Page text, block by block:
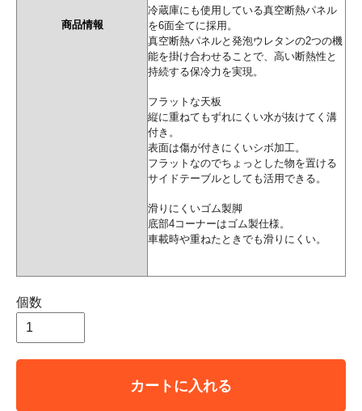
商品情報
冷蔵庫にも使用している真空断熱パネル
を6面全てに採用。
真空断熱パネルと発泡ウレタンの2つの機
能を掛け合わせることで、高い断熱性と
持続する保冷力を実現。
フラットな天板
縦に重ねてもずれにくい水が抜けてく溝
付き。
表面は傷が付きにくいシボ加工。
フラットなのでちょっとした物を置ける
サイドテーブルとしても活用できる。
滑りにくいゴム製脚
底部4コーナーはゴム製仕様。
車載時や重ねたときでも滑りにくい。
個数
カートに入れる